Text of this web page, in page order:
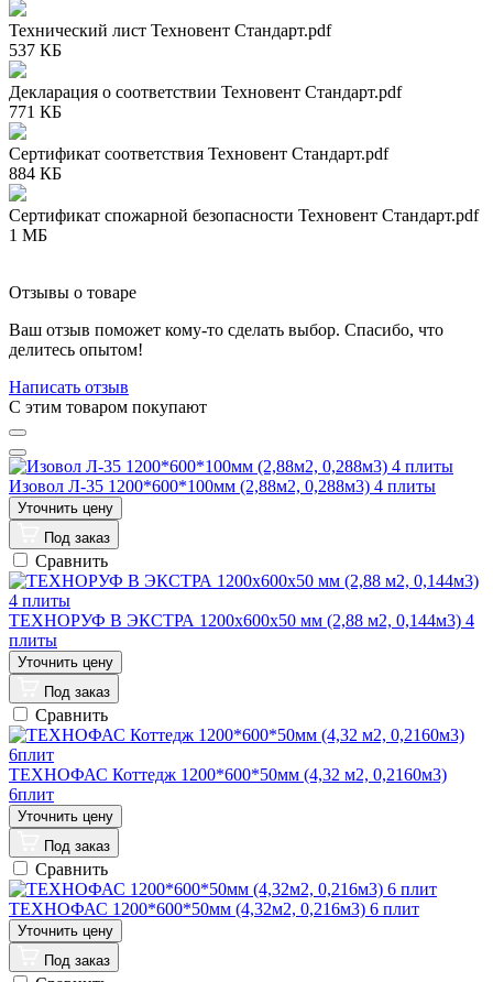
Технический лист Техновент Стандарт.pdf
537 КБ
Декларация о соответствии Техновент Стандарт.pdf
771 КБ
Сертификат соответствия Техновент Стандарт.pdf
884 КБ
Сертификат спожарной безопасности Техновент Стандарт.pdf
1 МБ
Отзывы о товаре
Ваш отзыв поможет кому-то сделать выбор. Спасибо, что
делитесь опытом!
Написать отзыв
C этим товаром покупают
Изовол Л-35 1200*600*100мм (2,88м2, 0,288м3) 4 плиты
Под заказ
Сравнить
ТЕХНОРУФ В ЭКСТРА 1200х600х50 мм (2,88 м2, 0,144м3) 4
плиты
Под заказ
Сравнить
ТЕХНОФАС Коттедж 1200*600*50мм (4,32 м2, 0,2160м3)
6плит
Под заказ
Сравнить
ТЕХНОФАС 1200*600*50мм (4,32м2, 0,216м3) 6 плит
Под заказ